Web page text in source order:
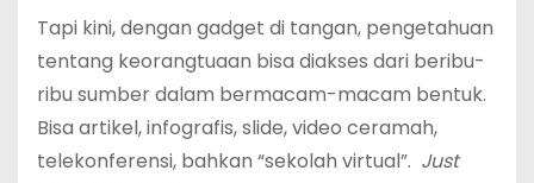
Tapi kini, dengan gadget di tangan, pengetahuan
tentang keorangtuaan bisa diakses dari beribu-
ribu sumber dalam bermacam-macam bentuk.
Bisa artikel, infografis, slide, video ceramah,
telekonferensi, bahkan “sekolah virtual”. Just